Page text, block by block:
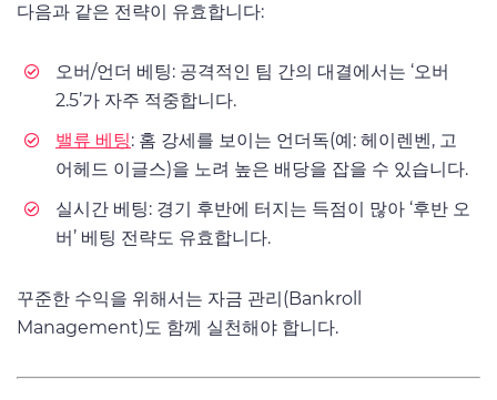
다음과 같은 전략이 유효합니다:
오버/언더 베팅: 공격적인 팀 간의 대결에서는 ‘오버
2.5’가 자주 적중합니다.
밸류 베팅: 홈 강세를 보이는 언더독(예: 헤이렌벤, 고
어헤드 이글스)을 노려 높은 배당을 잡을 수 있습니다.
실시간 베팅: 경기 후반에 터지는 득점이 많아 ‘후반 오
버’ 베팅 전략도 유효합니다.
꾸준한 수익을 위해서는 자금 관리(Bankroll
Management)도 함께 실천해야 합니다.